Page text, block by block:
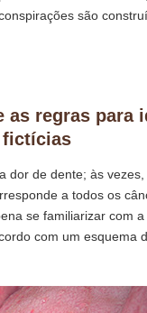
são
as regras para
fictícias
dor de dente; às
a todos os
se familiarizar com
com um esquema